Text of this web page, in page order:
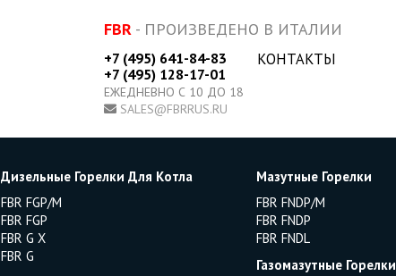
FBR- ПРОИЗВЕДЕНО В ИТАЛИИ
+7 (495) 641-84-83
+7 (495) 128-17-01
ЕЖЕДНЕВНО С 10 ДО 18
SALES@FBRRUS.RU
КОНТАКТЫ
Дизельные Горелки Для Котла
FBR FGP/M
FBR FGP
FBR G X
FBR G
Мазутные Горелки
FBR FNDP/M
FBR FNDP
FBR FNDL
Газомазутные Горелки